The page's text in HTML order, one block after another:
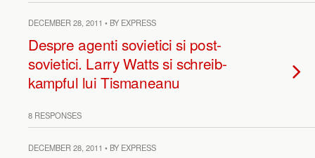
DECEMBER 28, 2011 • BY EXPRESS
Despre agenti sovietici si post-
sovietici. Larry Watts si schreib-
kampful lui Tismaneanu
8 RESPONSES
DECEMBER 28, 2011 • BY EXPRESS